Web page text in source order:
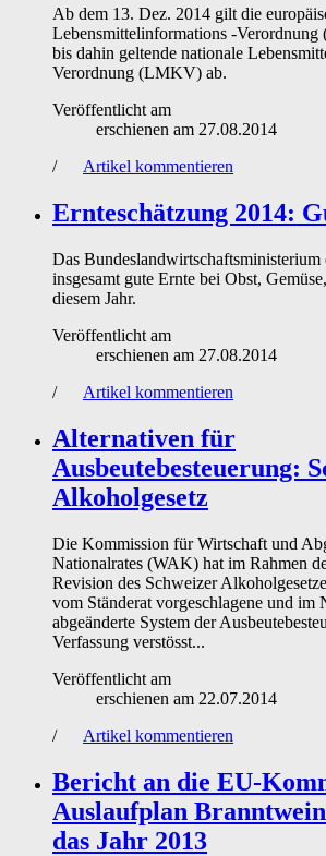
Ab dem 13. Dez. 2014 gilt die
Lebensmittelinformations -
bis dahin geltende nationale
Verordnung (LMKV) ab.
Veröffentlicht am
erschienen am 27.08.2014
/
Artikel kommentieren
Ernteschätzung 2014:
Das Bundeslandwirtschaftsministerium
insgesamt gute Ernte bei Obst,
diesem Jahr.
Veröffentlicht am
erschienen am 27.08.2014
/
Artikel kommentieren
Alternativen für
Ausbeutebesteuerung:
Alkoholgesetz
Die Kommission für Wirtschaft und
Nationalrates (WAK) hat im Rahmen
Revision des Schweizer
vom Ständerat vorgeschlagene und im
abgeänderte System der
Verfassung verstösst...
Veröffentlicht am
erschienen am 22.07.2014
/
Artikel kommentieren
Bericht an die EU-
Auslaufplan
das Jahr 2013